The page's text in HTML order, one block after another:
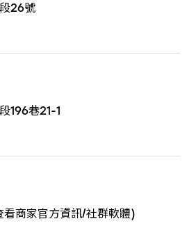
26號
196巷21-1
商家官方資訊/社群軟體)